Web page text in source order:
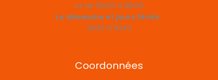
et de 15h00 à 18h30
Le dimanche et jours fériés :
8H30 à 11H45
Coordonnées